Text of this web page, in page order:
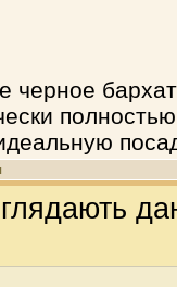
черное